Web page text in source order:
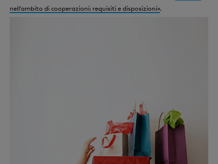
nell’ambito di cooperazioni: requisiti e disposizioni».